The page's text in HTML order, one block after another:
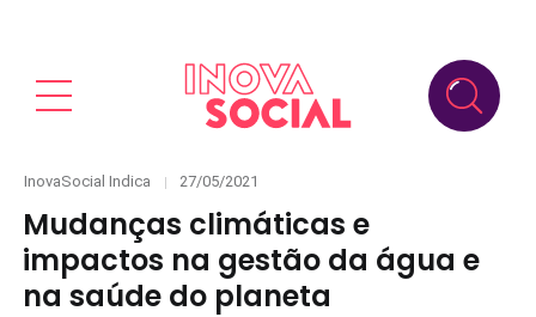
Categories
InovaSocial Indica
Posted
27/05/2021
Mudanças climáticas e
impactos na gestão da água e
na saúde do planeta